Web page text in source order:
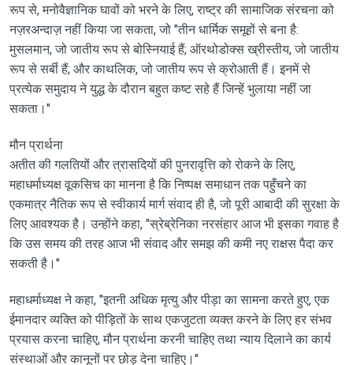
रूप से, मनोवैज्ञानिक घावों को भरने के लिए, राष्ट्र की सामाजिक संरचना को
नज़रअन्दाज़ नहीं किया जा सकता, जो "तीन धार्मिक समूहों से बना है:
मुसलमान, जो जातीय रूप से बोस्नियाई हैं; ऑरथोडोक्स ख्रीस्तीय, जो जातीय
रूप से सर्बी हैं; और काथलिक, जो जातीय रूप से क्रोआती हैं। इनमें से
प्रत्येक समुदाय ने युद्ध के दौरान बहुत कष्ट सहे हैं जिन्हें भुलाया नहीं जा
सकता।"
मौन प्रार्थना
अतीत की गलतियों और त्रासदियों की पुनरावृत्ति को रोकने के लिए,
महाधर्माध्यक्ष वूकसिच का मानना है कि निष्पक्ष समाधान तक पहुँचने का
एकमात्र नैतिक रूप से स्वीकार्य मार्ग संवाद ही है, जो पूरी आबादी की सुरक्षा के
लिए आवश्यक है। उन्होंने कहा, "स्रेब्रेनिका नरसंहार आज भी इसका गवाह है
कि उस समय की तरह आज भी संवाद और समझ की कमी नए राक्षस पैदा कर
सकती है।"
महाधर्माध्यक्ष ने कहा, "इतनी अधिक मृत्यु और पीड़ा का सामना करते हुए, एक
ईमानदार व्यक्ति को पीड़ितों के साथ एकजुटता व्यक्त करने के लिए हर संभव
प्रयास करना चाहिए, मौन प्रार्थना करनी चाहिए तथा न्याय दिलाने का कार्य
संस्थाओं और कानूनों पर छोड़ देना चाहिए।"